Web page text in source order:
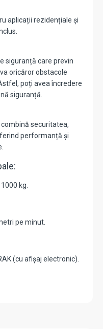
aplicații rezidențiale și
siguranță care previn
oricăror obstacole
poți avea încredere
siguranță.
combină securitatea,
performanță și
1000 kg.
pe minut.
(cu afișaj electronic).